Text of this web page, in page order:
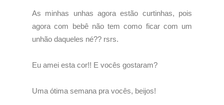
As minhas unhas agora estão curtinhas, pois
agora com bebê não tem como ficar com um
unhão daqueles né?? rsrs.
Eu amei esta cor!! E vocês gostaram?
Uma ótima semana pra vocês, beijos!